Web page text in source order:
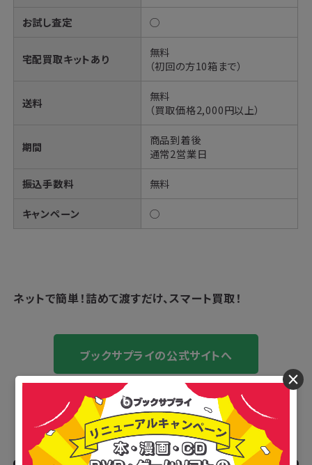
お試し査定 ◯
宅配買取キットあり
無料
（初回の方10箱まで）
送料
無料
（買取価格2,000円以上）
期間
商品到着後
通常2営業日
振込手数料 無料
キャンペーン ◯
ネットで簡単！詰めて渡すだけ、スマート買取！
ブックサプライの公式サイトへ
×